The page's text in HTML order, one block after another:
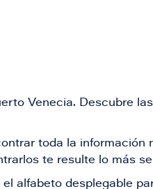
Venecia. Descubre
toda la
te resulte lo más
alfabeto desplegable